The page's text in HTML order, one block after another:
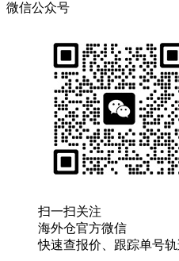
微信公众号
扫一扫关注
海外仓官方微信
快速查报价、跟踪单号轨